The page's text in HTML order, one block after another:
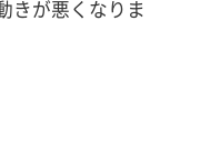
きが悪くなりま